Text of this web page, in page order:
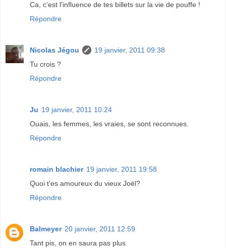
Ca, c'est l'influence de tes billets sur la vie de pouffe !
Répondre
Nicolas Jégou
19 janvier, 2011 09:38
Tu crois ?
Répondre
Ju 19 janvier, 2011 10:24
Ouais, les femmes, les vraies, se sont reconnues.
Répondre
romain blachier 19 janvier, 2011 19:58
Quoi t'es amoureux du vieux Joël?
Répondre
Balmeyer 20 janvier, 2011 12:59
Tant pis, on en saura pas plus.